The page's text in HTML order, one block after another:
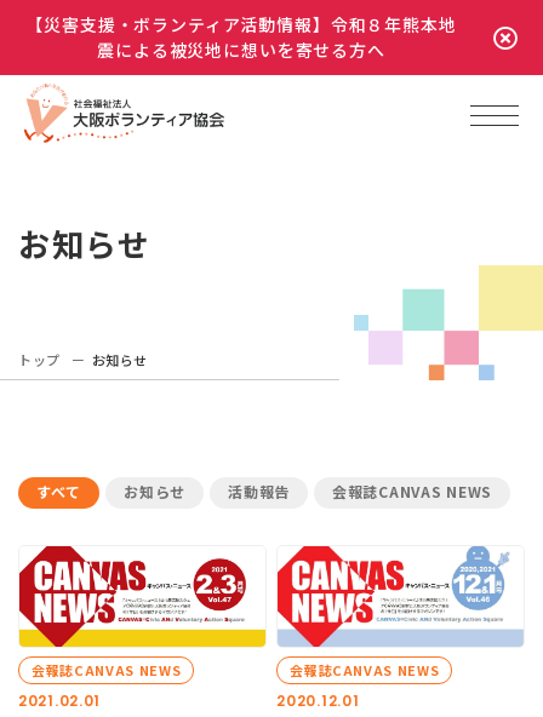
【災害支援・ボランティア活動情報】令和８年熊本地
震による被災地に想いを寄せる方へ
お知らせ
トップ お知らせ
すべて お知らせ 活動報告 会報誌CANVAS NEWS
2021.02.01
会報誌CANVAS NEWS
2020.12.01
会報誌CANVAS NEWS